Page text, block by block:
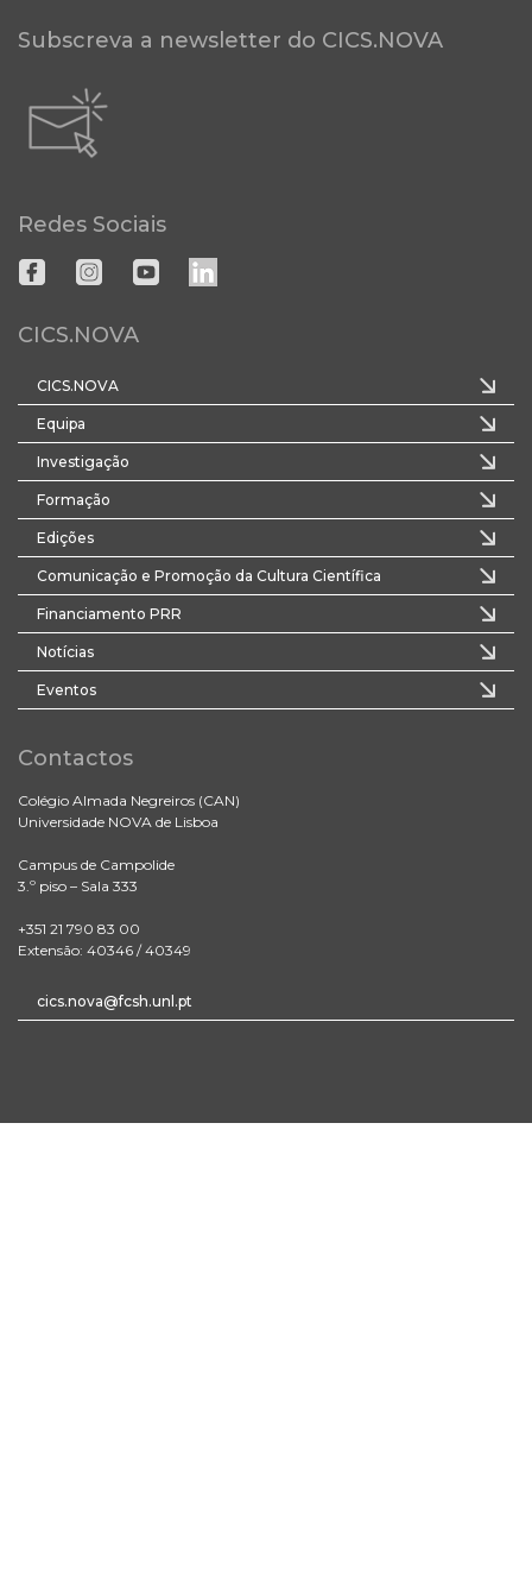
Subscreva a newsletter do CICS.NOVA
Redes Sociais
CICS.NOVA
CICS.NOVA
Equipa
Investigação
Formação
Edições
Comunicação e Promoção da Cultura Científica
Financiamento PRR
Notícias
Eventos
Contactos
Colégio Almada Negreiros (CAN)
Universidade NOVA de Lisboa
Campus de Campolide
3.º piso – Sala 333
+351 21 790 83 00
Extensão: 40346 / 40349
cics.nova@fcsh.unl.pt